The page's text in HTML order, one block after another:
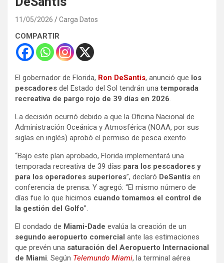
11/05/2026 Carga Datos
COMPARTIR
El gobernador de Florida, Ron DeSantis, anunció que los
pescadores del Estado del Sol tendrán unatemporada
recreativa de pargo rojo de 39 días en 2026
La decisión ocurrió debido a que la Oficina Nacional de
Administración Oceánica y Atmosférica (NOAA, por sus
siglas en inglés) aprobó el permiso de pesca exento.
“Bajo este plan aprobado, Florida implementará una
temporada recreativa de 39 días para los pescadores y
para los operadores superiores”, declaró DeSantis en
conferencia de prensa. Y agregó: “El mismo número de
días fue lo que hicimos cuando tomamos el control de
la gestión del Golfo”.
El condado de Miami-Dade evalúa la creación de un
segundo aeropuerto comercial ante las estimaciones
que prevén una saturación del Aeropuerto Internacional
de Miami . Según Telemundo Miami, la terminal aérea